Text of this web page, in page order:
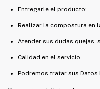
Entregarle el producto;
Realizar la compostura en
Atender sus dudas quejas,
Calidad en el servicio.
Podremos tratar sus Datos